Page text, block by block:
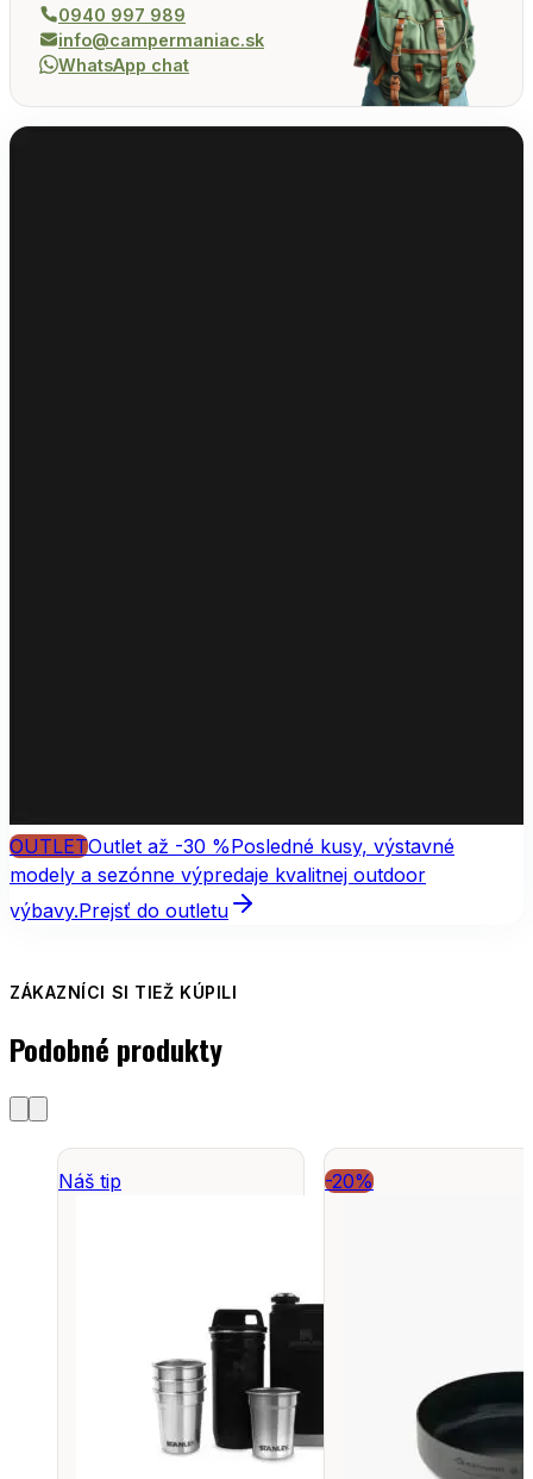
0940 997 989
info@campermaniac.sk
WhatsApp chat
OUTLETOutlet až -30 %Posledné kusy, výstavné
modely a sezónne výpredaje kvalitnej outdoor
výbavy.Prejsť do outletu
ZÁKAZNÍCI SI TIEŽ KÚPILI
Podobné produkty
Náš tip -20%